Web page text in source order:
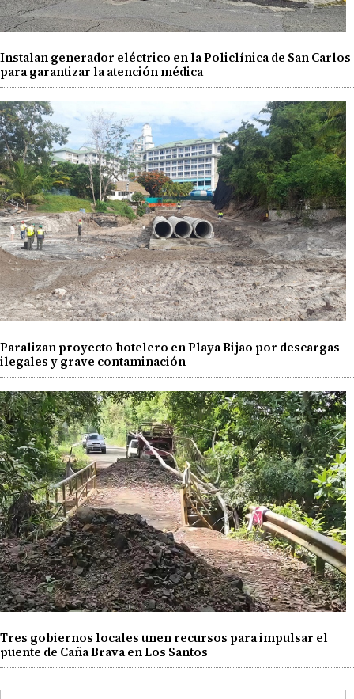
Instalan generador eléctrico en la Policlínica de San Carlos
para garantizar la atención médica
Paralizan proyecto hotelero en Playa Bijao por descargas
ilegales y grave contaminación
Tres gobiernos locales unen recursos para impulsar el
puente de Caña Brava en Los Santos